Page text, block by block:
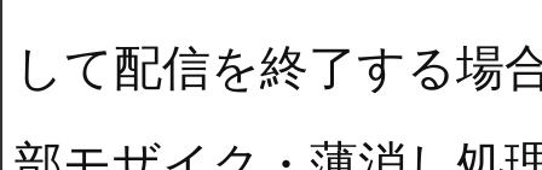
して配信を終了する